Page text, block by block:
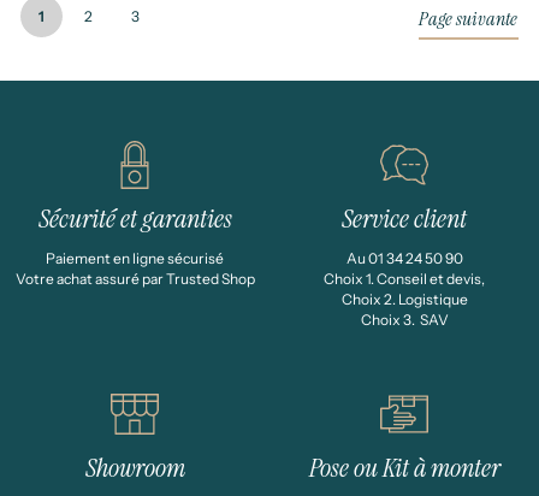
1 2 3 Page suivante
Sécurité et garanties
Paiement en ligne sécurisé
Votre achat assuré par Trusted Shop
Service client
Au 01 34 24 50 90
Choix 1. Conseil et devis,
Choix 2. Logistique
Choix 3. SAV
Showroom Pose ou Kit à monter